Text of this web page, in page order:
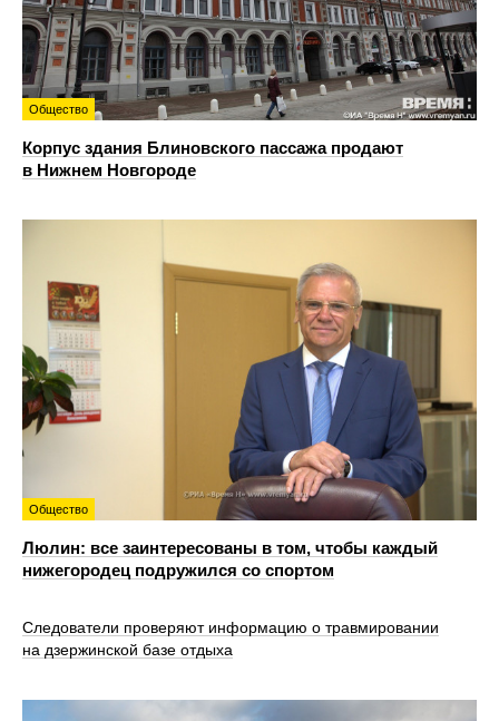
Общество
Корпус здания Блиновского пассажа продают
в Нижнем Новгороде
Общество
Люлин: все заинтересованы в том, чтобы каждый
нижегородец подружился со спортом
Следователи проверяют информацию о травмировании
на дзержинской базе отдыха